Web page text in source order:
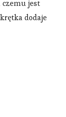
jest
dodaje